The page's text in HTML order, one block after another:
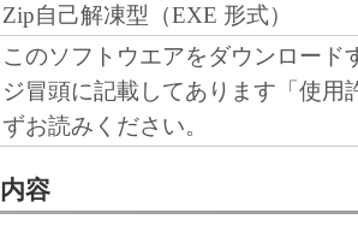
Zip自己解凍型（EXE 形式）
このソフトウエアをダウンロード
ジ冒頭に記載してあります「使用
ずお読みください。
容